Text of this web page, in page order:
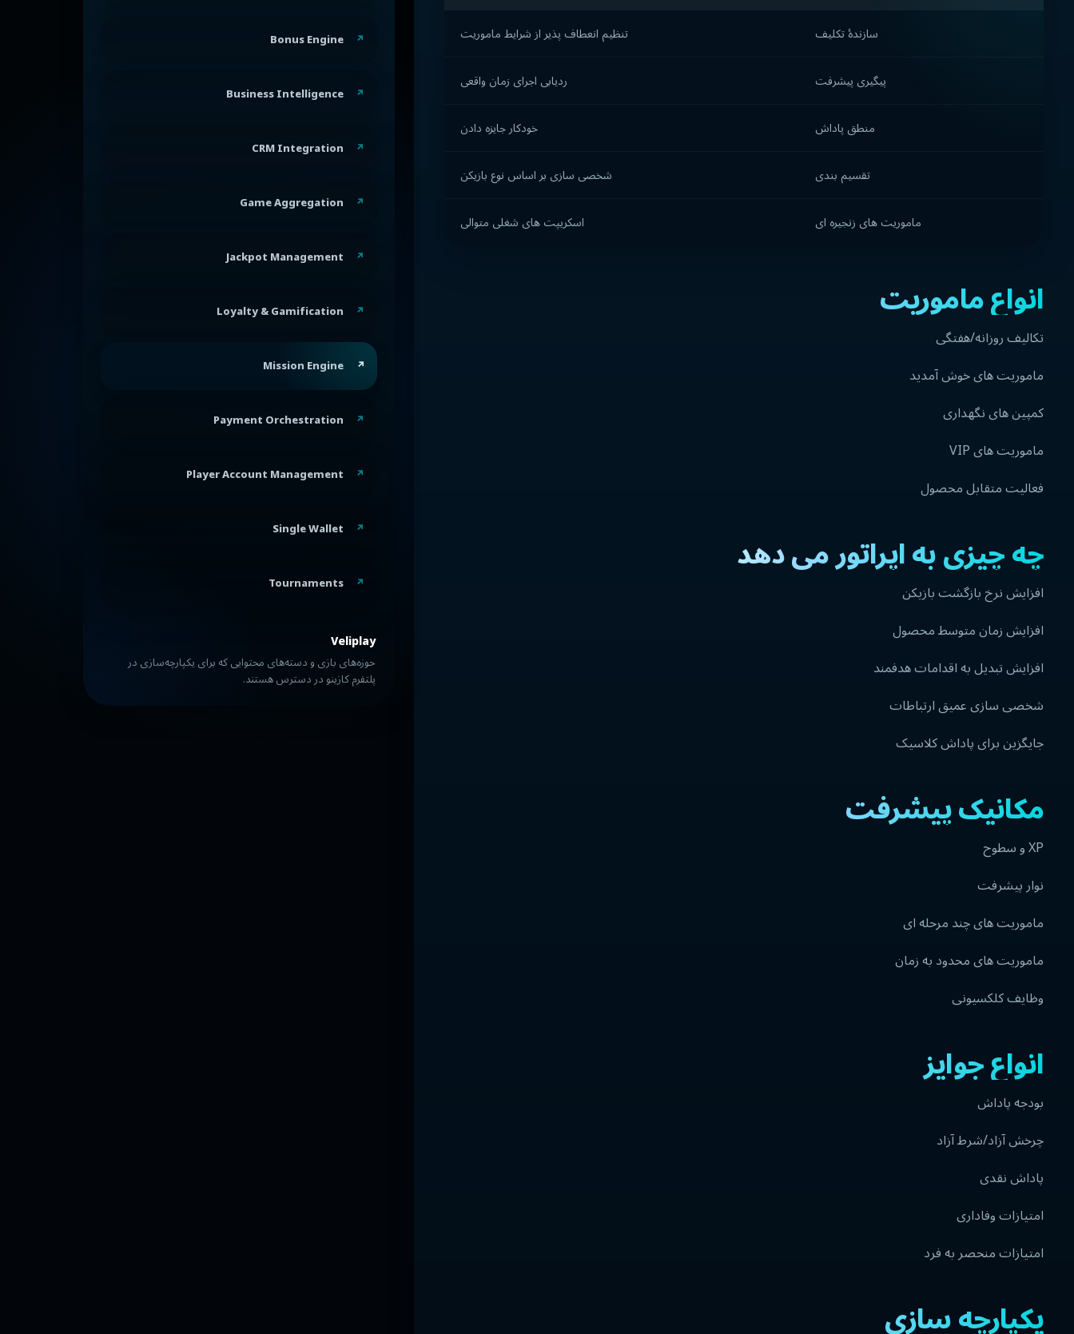
سازندۀ تکلیف تنظیم انعطاف پذیر از شرایط ماموریت
پیگیری پیشرفت ردیابی اجرای زمان واقعی
منطق پاداش خودکار جایزه دادن
تقسیم بندی شخصی سازی بر اساس نوع بازیکن
ماموریت های زنجیره ای اسکریپت های شغلی متوالی
انواع ماموریت
تکالیف روزانه/هفتگی
ماموریت های خوش آمدید
کمپین های نگهداری
ماموریت های VIP
فعالیت متقابل محصول
چه چیزی به اپراتور می دهد
افزایش نرخ بازگشت بازیکن
افزایش زمان متوسط محصول
افزایش تبدیل به اقدامات هدفمند
شخصی سازی عمیق ارتباطات
جایگزین برای پاداش کلاسیک
مکانیک پیشرفت
XP و سطوح
نوار پیشرفت
ماموریت های چند مرحله ای
ماموریت های محدود به زمان
وظایف کلکسیونی
انواع جوایز
بودجه پاداش
چرخش آزاد/شرط آزاد
پاداش نقدی
امتیازات وفاداری
امتیازات منحصر به فرد
یکپارچه سازی
Bonus Engine
Business Intelligence
CRM Integration
Game Aggregation
Jackpot Management
Loyalty & Gamification
Mission Engine
Payment Orchestration
Player Account Management
Single Wallet
Tournaments
Veliplay
حوزه‌های بازی و دسته‌های محتوایی که برای یکپارچه‌سازی در
پلتفرم کازینو در دسترس هستند.